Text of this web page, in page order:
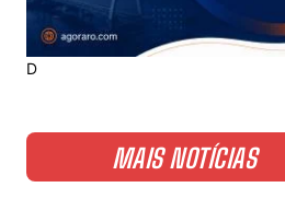
D
MAIS NOTÍCIAS